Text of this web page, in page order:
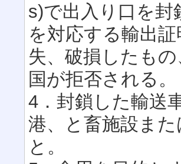
s)で出入り口を封
を対応する輸出
失、破損したも
国が拒否される。
4．封鎖した輸送
港、と畜施設ま
と。